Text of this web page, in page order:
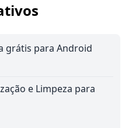
grátis para Android
e Limpeza para